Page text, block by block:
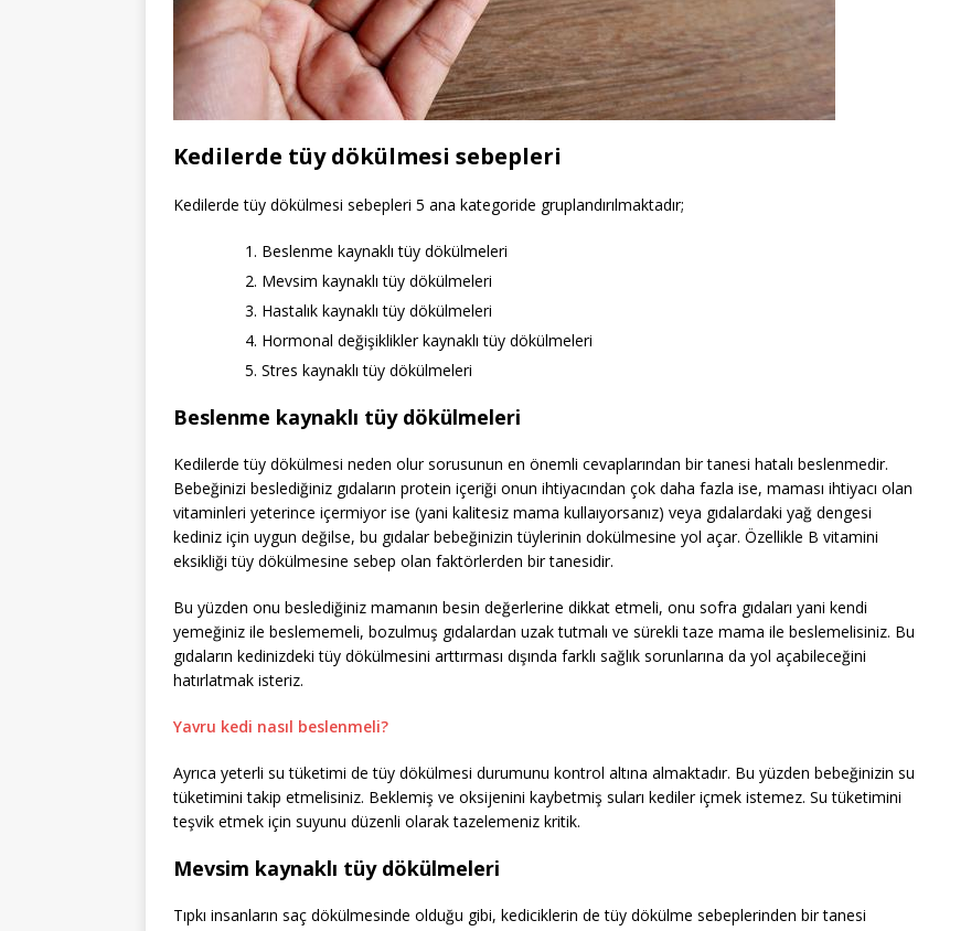
Kedilerde tüy dökülmesi sebepleri
Kedilerde tüy dökülmesi sebepleri 5 ana kategoride gruplandırılmaktadır;
Beslenme kaynaklı tüy dökülmeleri
Mevsim kaynaklı tüy dökülmeleri
Hastalık kaynaklı tüy dökülmeleri
Hormonal değişiklikler kaynaklı tüy dökülmeleri
Stres kaynaklı tüy dökülmeleri
Beslenme kaynaklı tüy dökülmeleri
Kedilerde tüy dökülmesi neden olur sorusunun en önemli cevaplarından bir tanesi hatalı beslenmedir.
Bebeğinizi beslediğiniz gıdaların protein içeriği onun ihtiyacından çok daha fazla ise, maması ihtiyacı olan
vitaminleri yeterince içermiyor ise (yani kalitesiz mama kullaıyorsanız) veya gıdalardaki yağ dengesi
kediniz için uygun değilse, bu gıdalar bebeğinizin tüylerinin dokülmesine yol açar. Özellikle B vitamini
eksikliği tüy dökülmesine sebep olan faktörlerden bir tanesidir.
Bu yüzden onu beslediğiniz mamanın besin değerlerine dikkat etmeli, onu sofra gıdaları yani kendi
yemeğiniz ile beslememeli, bozulmuş gıdalardan uzak tutmalı ve sürekli taze mama ile beslemelisiniz. Bu
gıdaların kedinizdeki tüy dökülmesini arttırması dışında farklı sağlık sorunlarına da yol açabileceğini
hatırlatmak isteriz.
Yavru kedi nasıl beslenmeli?
Ayrıca yeterli su tüketimi de tüy dökülmesi durumunu kontrol altına almaktadır. Bu yüzden bebeğinizin su
tüketimini takip etmelisiniz. Beklemiş ve oksijenini kaybetmiş suları kediler içmek istemez. Su tüketimini
teşvik etmek için suyunu düzenli olarak tazelemeniz kritik.
Mevsim kaynaklı tüy dökülmeleri
Tıpkı insanların saç dökülmesinde olduğu gibi, kediciklerin de tüy dökülme sebeplerinden bir tanesi